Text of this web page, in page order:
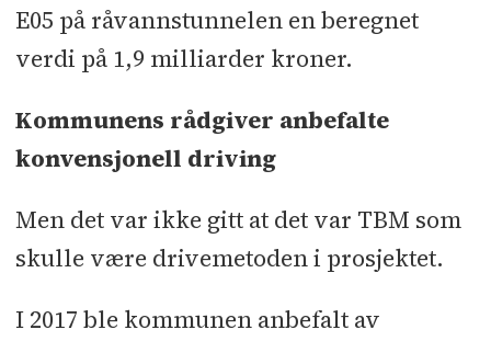
E05 på råvannstunnelen en beregnet
verdi på 1,9 milliarder kroner.
Kommunens rådgiver anbefalte
konvensjonell driving
Men det var ikke gitt at det var TBM som
skulle være drivemetoden i prosjektet.
I 2017 ble kommunen anbefalt av